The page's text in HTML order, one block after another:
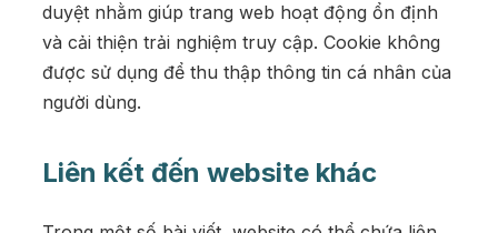
duyệt nhằm giúp trang web hoạt động ổn định
và cải thiện trải nghiệm truy cập. Cookie không
được sử dụng để thu thập thông tin cá nhân của
người dùng.
Liên kết đến website khác